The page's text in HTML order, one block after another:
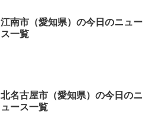
江南市（愛知県）の今日のニュー
ス一覧
北名古屋市（愛知県）の今日のニ
ュース一覧